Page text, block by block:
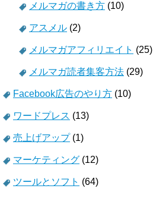
メルマガの書き方 (10)
アスメル (2)
メルマガアフィリエイト (25)
メルマガ読者集客方法 (29)
Facebook広告のやり方 (10)
ワードプレス (13)
売上げアップ(1)
マーケティング (12)
ツールとソフト (64)